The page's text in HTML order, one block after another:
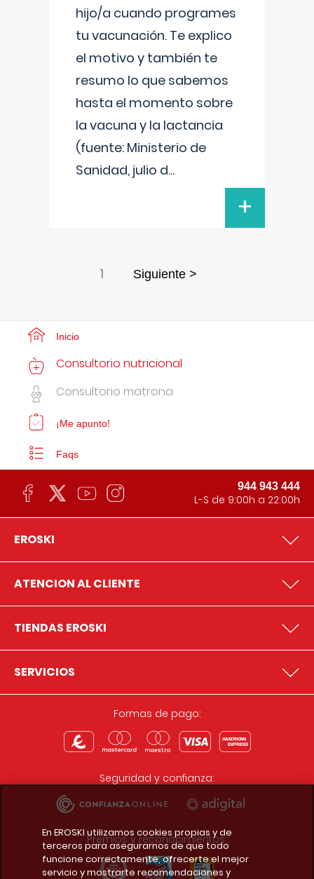
hijo/a cuando programes
tu vacunación. Te explico
el motivo y también te
resumo lo que sabemos
hasta el momento sobre
la vacuna y la lactancia
(fuente: Ministerio de
Sanidad, julio d...
+
1 Siguiente >
Inicio
Consultorio nutricional
Consultorio matrona
¡Me apunto!
Faqs
944 943 444
L-S de 9:00h a 22:00h
EROSKI
ATENCION AL CLIENTE
TIENDAS EROSKI
SERVICIOS
Formas de pago:
Seguridad y confianza:
Premios y reconocimientos:
En EROSKI utilizamos cookies propias y de
terceros para asegurarnos de que todo
funcione correctamente, ofrecerte el mejor
servicio y mostrarte recomendaciones y